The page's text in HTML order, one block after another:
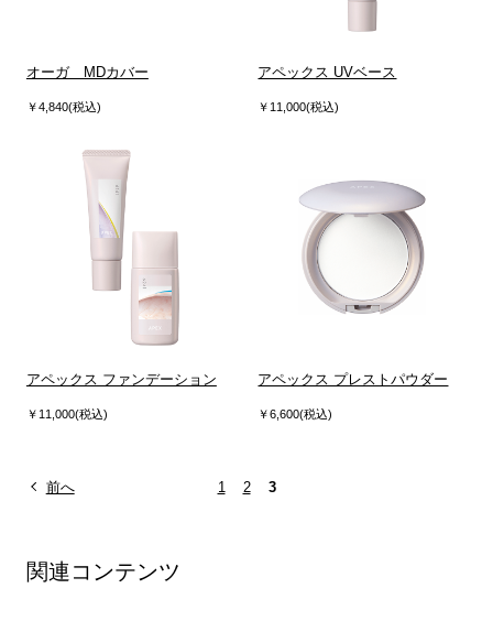
オーガ MDカバー
￥4,840(税込)
アペックス UVベース
￥11,000(税込)
アペックス ファンデーション
￥11,000(税込)
アペックス プレストパウダー
￥6,600(税込)
前へ 1 2 3
関連コンテンツ